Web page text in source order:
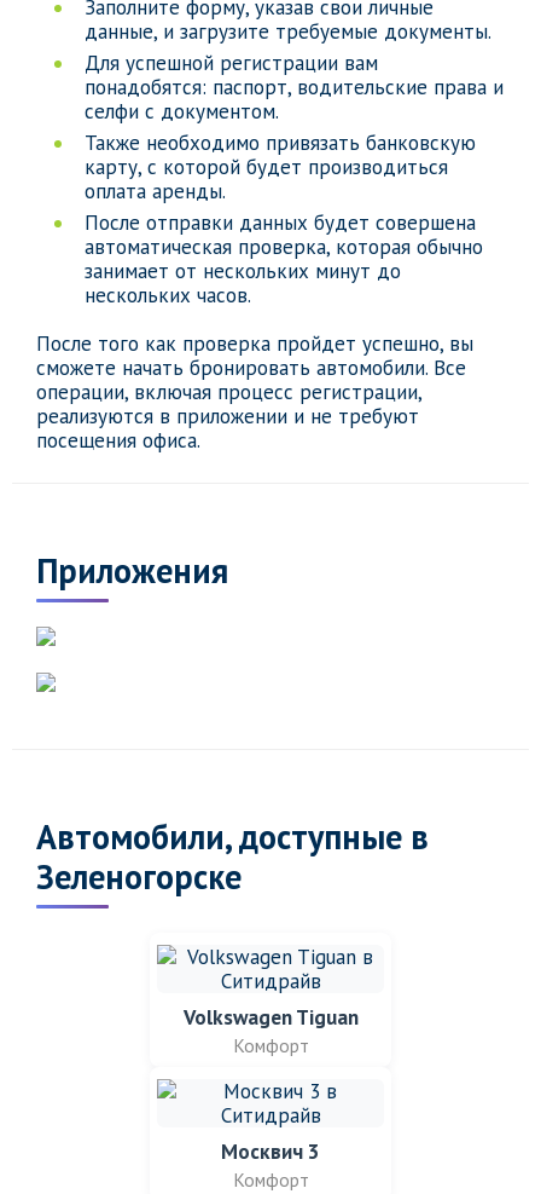
Заполните форму, указав свои личные
данные, и загрузите требуемые документы.
Для успешной регистрации вам
понадобятся: паспорт, водительские права и
селфи с документом.
Также необходимо привязать банковскую
карту, с которой будет производиться
оплата аренды.
После отправки данных будет совершена
автоматическая проверка, которая обычно
занимает от нескольких минут до
нескольких часов.
После того как проверка пройдет успешно, вы
сможете начать бронировать автомобили. Все
операции, включая процесс регистрации,
реализуются в приложении и не требуют
посещения офиса.
Приложения
Автомобили, доступные в
Зеленогорске
Volkswagen Tiguan
Комфорт
Москвич 3
Комфорт